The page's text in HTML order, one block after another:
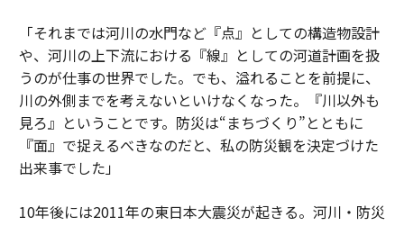
「それまでは河川の水門など『点』としての構造物設計
や、河川の上下流における『線』としての河道計画を扱
うのが仕事の世界でした。でも、溢れることを前提に、
川の外側までを考えないといけなくなった。『川以外も
見ろ』ということです。防災は“まちづくり”とともに
『面』で捉えるべきなのだと、私の防災観を決定づけた
出来事でした」
10年後には2011年の東日本大震災が起きる。河川・防災